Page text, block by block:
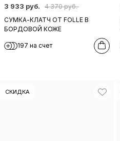
3 933 руб.
4 370 руб.
СУМКА-КЛАТЧ ОТ FOLLE В
БОРДОВОЙ КОЖЕ
197 на счет
СКИДКА